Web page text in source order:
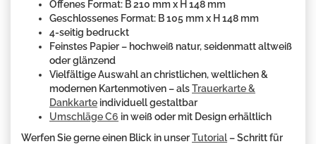
Offenes Format: B 210 mm x H 148 mm
Geschlossenes Format: B 105 mm x H 148 mm
4-seitig bedruckt
Feinstes Papier – hochweiß natur, seidenmatt altweiß
oder glänzend
Vielfältige Auswahl an christlichen, weltlichen &
modernen Kartenmotiven – alsTrauerkarte &
Dankkarte individuell gestaltbar
Umschläge C6 in weiß oder mit Design erhältlich
Werfen Sie gerne einen Blick in unserTutorial– Schritt für